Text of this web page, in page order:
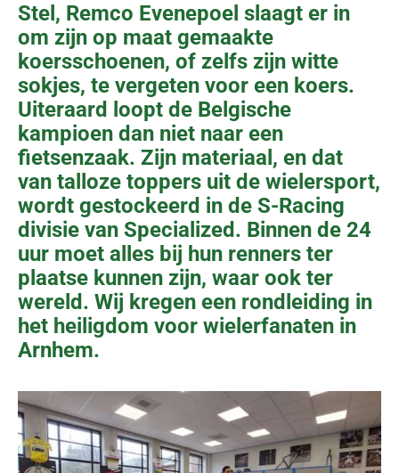
Stel, Remco Evenepoel slaagt er in
om zijn op maat gemaakte
koersschoenen, of zelfs zijn witte
sokjes, te vergeten voor een koers.
Uiteraard loopt de Belgische
kampioen dan niet naar een
fietsenzaak. Zijn materiaal, en dat
van talloze toppers uit de wielersport,
wordt gestockeerd in de S-Racing
divisie van Specialized. Binnen de 24
uur moet alles bij hun renners ter
plaatse kunnen zijn, waar ook ter
wereld. Wij kregen een rondleiding in
het heiligdom voor wielerfanaten in
Arnhem.